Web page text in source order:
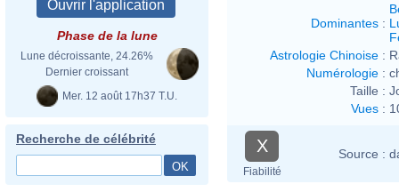
Phase de la lune
Lune décroissante, 24.26%
Dernier croissant
Mer. 12 août 17h37 T.U.
Recherche de célébrité
Dominantes :
Astrologie Chinoise :
Numérologie :
Taille :
Vues :
X
Fiabilité
Source :